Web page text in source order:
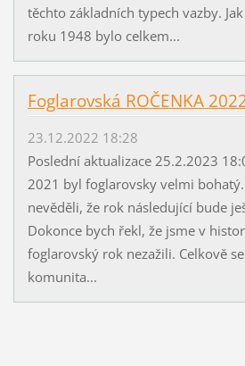
těchto základních typech vazby.
roku 1948 bylo celkem...
Foglarovská ROČENKA
23.12.2022 18:28
Poslední aktualizace 25.2.2023
2021 byl foglarovsky velmi
nevěděli, že rok následující bude
Dokonce bych řekl, že jsme v
foglarovský rok nezažili. Celkově
komunita...